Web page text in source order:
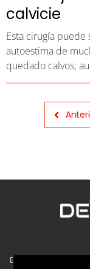
calvicie
Esta cirugía
autoestima de
quedado calvos;
EL UNIVERSAL